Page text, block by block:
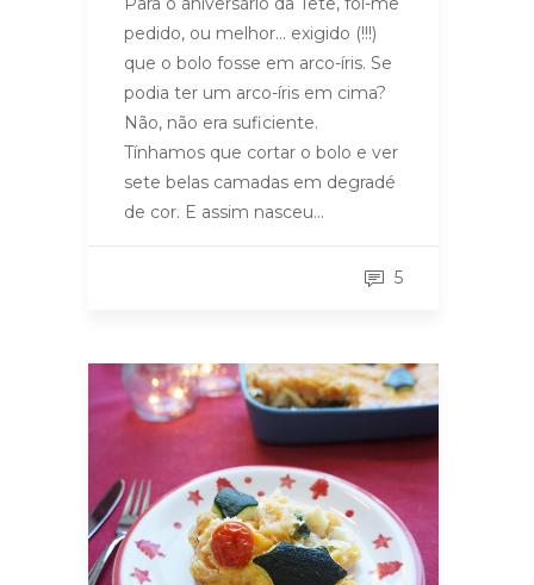
pedido, ou melhor… exigido (!!!)
que o bolo fosse em arco-íris. Se
podia ter um arco-íris em cima?
Não, não era suficiente.
Tínhamos que cortar o bolo e ver
sete belas camadas em degradé
de cor. E assim nasceu…
5